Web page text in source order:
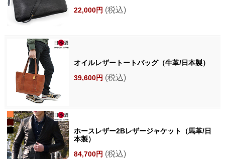
22,000円 (税込)
オイルレザートートバッグ（牛革/日本製）
39,600円 (税込)
ホースレザー2Bレザージャケット（馬革/日
本製）
84,700円 (税込)